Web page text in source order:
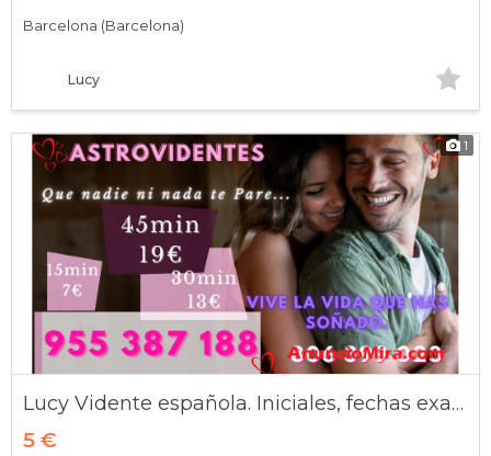
Lucy
Barcelona (Barcelona)
1
Lucy Vidente española. Iniciales, fechas exactas
5 €